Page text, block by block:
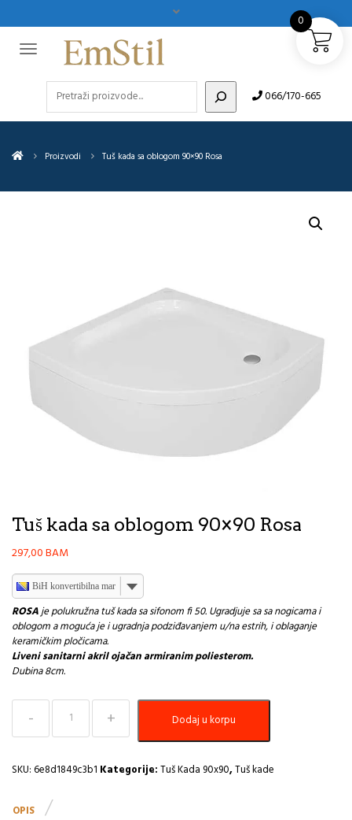
066/170-665
Proizvodi Tuš kada sa oblogom 90×90 Rosa
Tuš kada sa oblogom 90×90 Rosa
297,00BAM
BiH konvertibilna marka
ROSAje polukružna tuš kada sa sifonom fi 50. Ugradjuje sa sa nogicama i
oblogom a moguća je i ugradnja podziđavanjem u/na estrih, i oblaganje
keramičkim pločicama.
Liveni sanitarni akril ojačan armiranim poliesterom.
Dubina 8cm.
Tuš
kada
sa
90×90
količina
Dodaj u korpu
SKU:6e8d1849c3b1 Kategorije:Tuš Kada 90x90,Tuš kade
OPIS
0